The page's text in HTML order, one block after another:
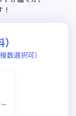
数選択可）